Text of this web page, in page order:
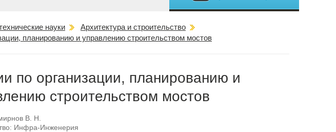
науки
Архитектура и строительство
планированию и управлению строительством мостов
по организации, планированию и
строительством мостов
В. Н.
Инфра-Инженерия